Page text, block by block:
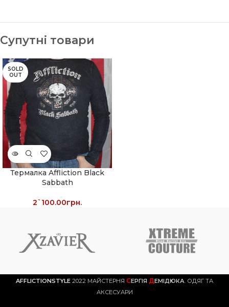
Супутні товари
SOLD
OUT
Термалка Affliction Black
Sabbath
2`100.00грн.
AFFLICTIONSTYLE 2022 МАЙСТЕРНЯ СЕРГІЯ ДЕМІДЮКА . ОДЯГ ТА
АКСЕСУАРИ